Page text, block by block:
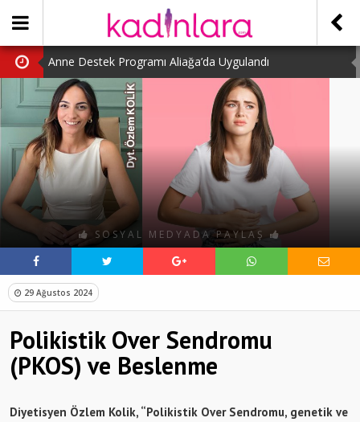
Anne Destek Programı Aliağa’da Uygulandı
Türk Halk Oyunları Topluluğu Büyüledi
Kübra Kuş “Kadınlar Sporda Öncü ve Güçlü”
Çocuklara Özel Kaplumbağa Etkinliği
Kübra Engellilere Umut Oluyor
SOSYAL MEDYADA PAYLAŞ
29 Ağustos 2024
Polikistik Over Sendromu
(PKOS) ve Beslenme
Diyetisyen Özlem Kolik, “Polikistik Over Sendromu, genetik ve